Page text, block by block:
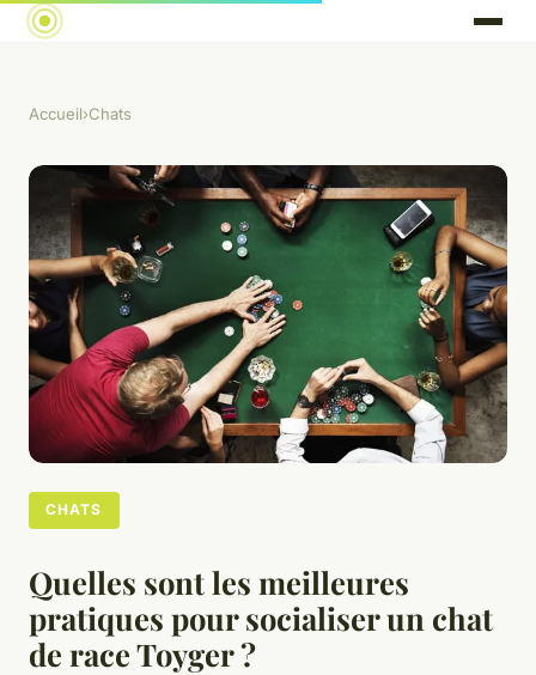
Accueil›Chats
CHATS
Quelles sont les meilleures
pratiques pour socialiser un chat
de race Toyger ?